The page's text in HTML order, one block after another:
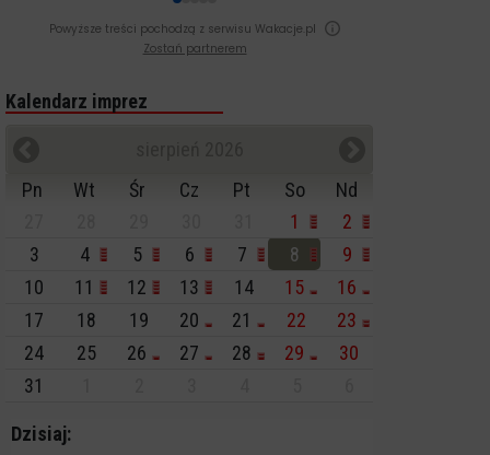
Powyższe treści pochodzą z serwisu Wakacje.pl
Zostań partnerem
Kalendarz imprez
Pn
Wt Śr Cz Pt So
Nd
1
2
3
4 5 6 7 8
9
10
11 12 13 14 15
16
17
18 19 20 21 22
23
24
25 26 27 28 29
30
31
Dzisiaj: